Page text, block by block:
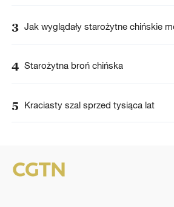
3 Jak wyglądały starożytne chińskie
4 Starożytna broń chińska
5 Kraciasty szal sprzed tysiąca lat